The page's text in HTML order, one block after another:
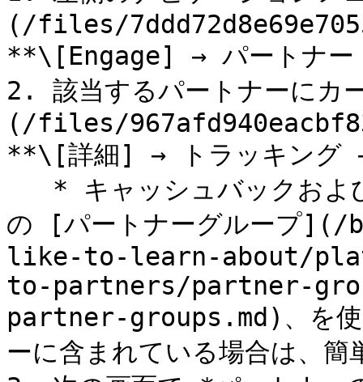
(/files/
**\[Engage] → パートナ
2. 該当するパートナーに
(/files/
**\[詳細] → トラッキング
の [パートナーグループ
like-to-learn-about/
to-partners/partner-
partner-groups.md)、を
ーに含まれている場合は、簡